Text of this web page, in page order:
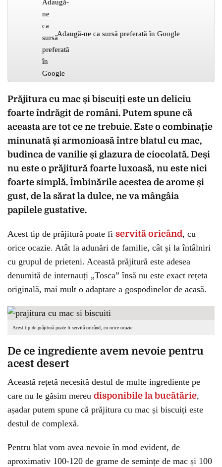
Adaugă-ne ca sursă preferată în Google
Prăjitura cu mac și biscuiți este un deliciu
foarte îndrăgit de români. Putem spune că
aceasta are tot ce ne trebuie. Este o combinație
minunată și armonioasă între blatul cu mac,
budinca de vanilie și glazura de ciocolată. Deși
nu este o prăjitură foarte luxoasă, nu este nici
foarte simplă. Îmbinările acestea de arome și
gust, de la sărat la dulce, ne va mângâia
papilele gustative.
Acest tip de prăjitură poate fi servită oricând, cu
orice ocazie. Atât la adunări de familie, cât și la întâlniri
cu grupul de prieteni. Această prăjitură este adesea
denumită de internauți „Tosca” însă nu este exact rețeta
originală, mai mult o adaptare a gospodinelor de acasă.
Acest tip de prăjitură poate fi servită oricând, cu orice ocazie
De ce ingrediente avem nevoie pentru
acest desert
Această rețetă necesită destul de multe ingrediente pe
care nu le găsim mereu disponibile la bucătărie,
așadar putem spune că prăjitura cu mac și biscuiți este
destul de complexă.
Pentru blat vom avea nevoie în mod evident, de
aproximativ 100-120 de grame de semințe de mac și 100